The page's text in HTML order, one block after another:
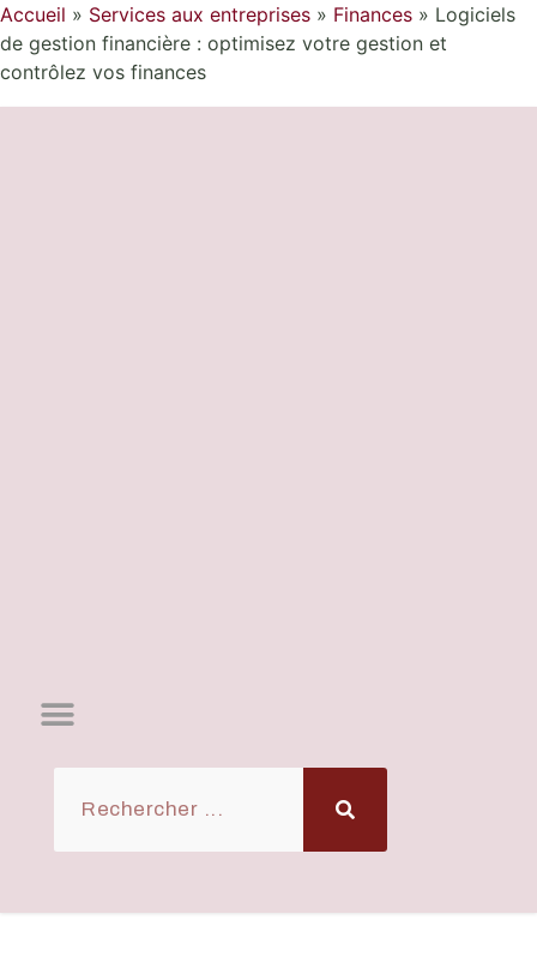
Accueil » Services aux entreprises » Finances » Logiciels
de gestion financière : optimisez votre gestion et
contrôlez vos finances